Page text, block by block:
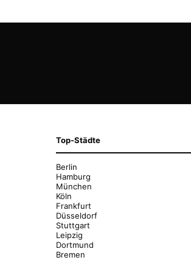
Top-Städte
Berlin
Hamburg
München
Köln
Frankfurt
Düsseldorf
Stuttgart
Leipzig
Dortmund
Bremen